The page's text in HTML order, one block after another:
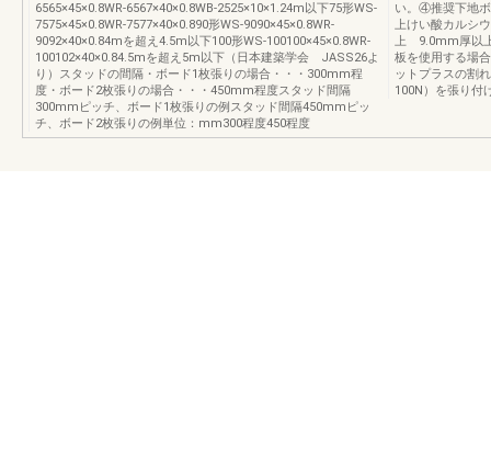
6565×45×0.8WR-6567×40×0.8WB-2525×10×1.24m以下75形WS-
7575×45×0.8WR-7577×40×0.890形WS-9090×45×0.8WR-
9092×40×0.84mを超え4.5m以下100形WS-100100×45×0.8WR-
100102×40×0.84.5mを超え5m以下（日本建築学会 JASS26よ
り）スタッドの間隔・ボード1枚張りの場合・・・300mm程
度・ボード2枚張りの場合・・・450mm程度スタッド間隔
300mmピッチ、ボード1枚張りの例スタッド間隔450mmピッ
チ、ボード2枚張りの例単位：mm300程度450程度
い。④推奨下地
上けい酸カルシ
上 9.0mm厚以上
板を使用する場
ットプラスの割
100N）を張り付